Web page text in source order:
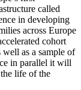
called
in developing
across Europe
cohort
as a sample of
in parallel it will
life of the